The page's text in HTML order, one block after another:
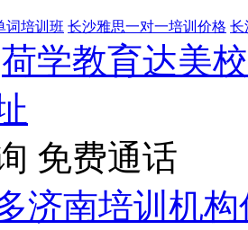
词培训班 长沙雅思一对一培训价格 长
荷学教育达美
免费通话
济南培训机构